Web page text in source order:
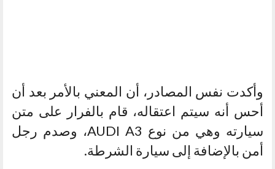
وأكدت نفس المصادر، أن المعني بالأمر بعد أن
أحس أنه سيتم اعتقاله، قام بالفرار على متن
سيارته وهي من نوع AUDI A3، وصدم رجل
أمن بالإضافة إلى سيارة الشرطة.